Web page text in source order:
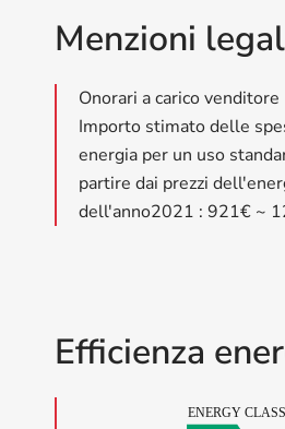
Menzioni
Onorari a carico venditore
Importo stimato delle
energia per un uso
partire dai prezzi
dell'anno2021 : 921€ ~
Efficienza